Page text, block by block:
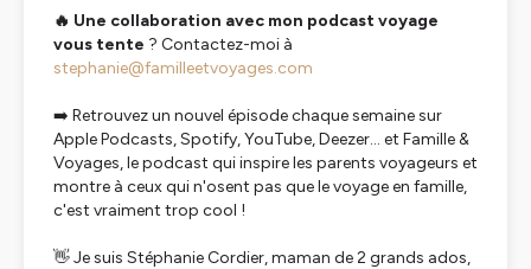
🔥 Une collaboration avec mon podcast voyage
vous tente ? Contactez-moi à
stephanie@familleetvoyages.com
➡️ Retrouvez un nouvel épisode chaque semaine sur
Apple Podcasts, Spotify, YouTube, Deezer... et Famille &
Voyages, le podcast qui inspire les parents voyageurs et
montre à ceux qui n'osent pas que le voyage en famille,
c'est vraiment trop cool !
👋 Je suis Stéphanie Cordier, maman de 2 grands ados,